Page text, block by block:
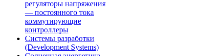
регуляторы напряжения
— постоянного тока
коммутирующие
контроллеры
Системы разработки
(Development Systems)